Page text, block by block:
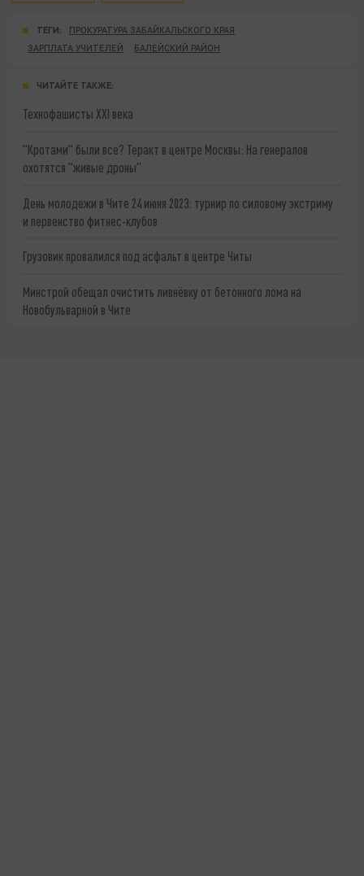
ТЕГИ:
ПРОКУРАТУРА ЗАБАЙКАЛЬСКОГО КРАЯ
ЗАРПЛАТА УЧИТЕЛЕЙ
БАЛЕЙСКИЙ РАЙОН
ЧИТАЙТЕ ТАКЖЕ:
Технофашисты XXI века
"Кротами" были все? Теракт в центре Москвы: На генералов
охотятся "живые дроны"
День молодежи в Чите 24 июня 2023: турнир по силовому экстриму
и первенство фитнес-клубов
Грузовик провалился под асфальт в центре Читы
Минстрой обещал очистить ливнёвку от бетонного лома на
Новобульварной в Чите